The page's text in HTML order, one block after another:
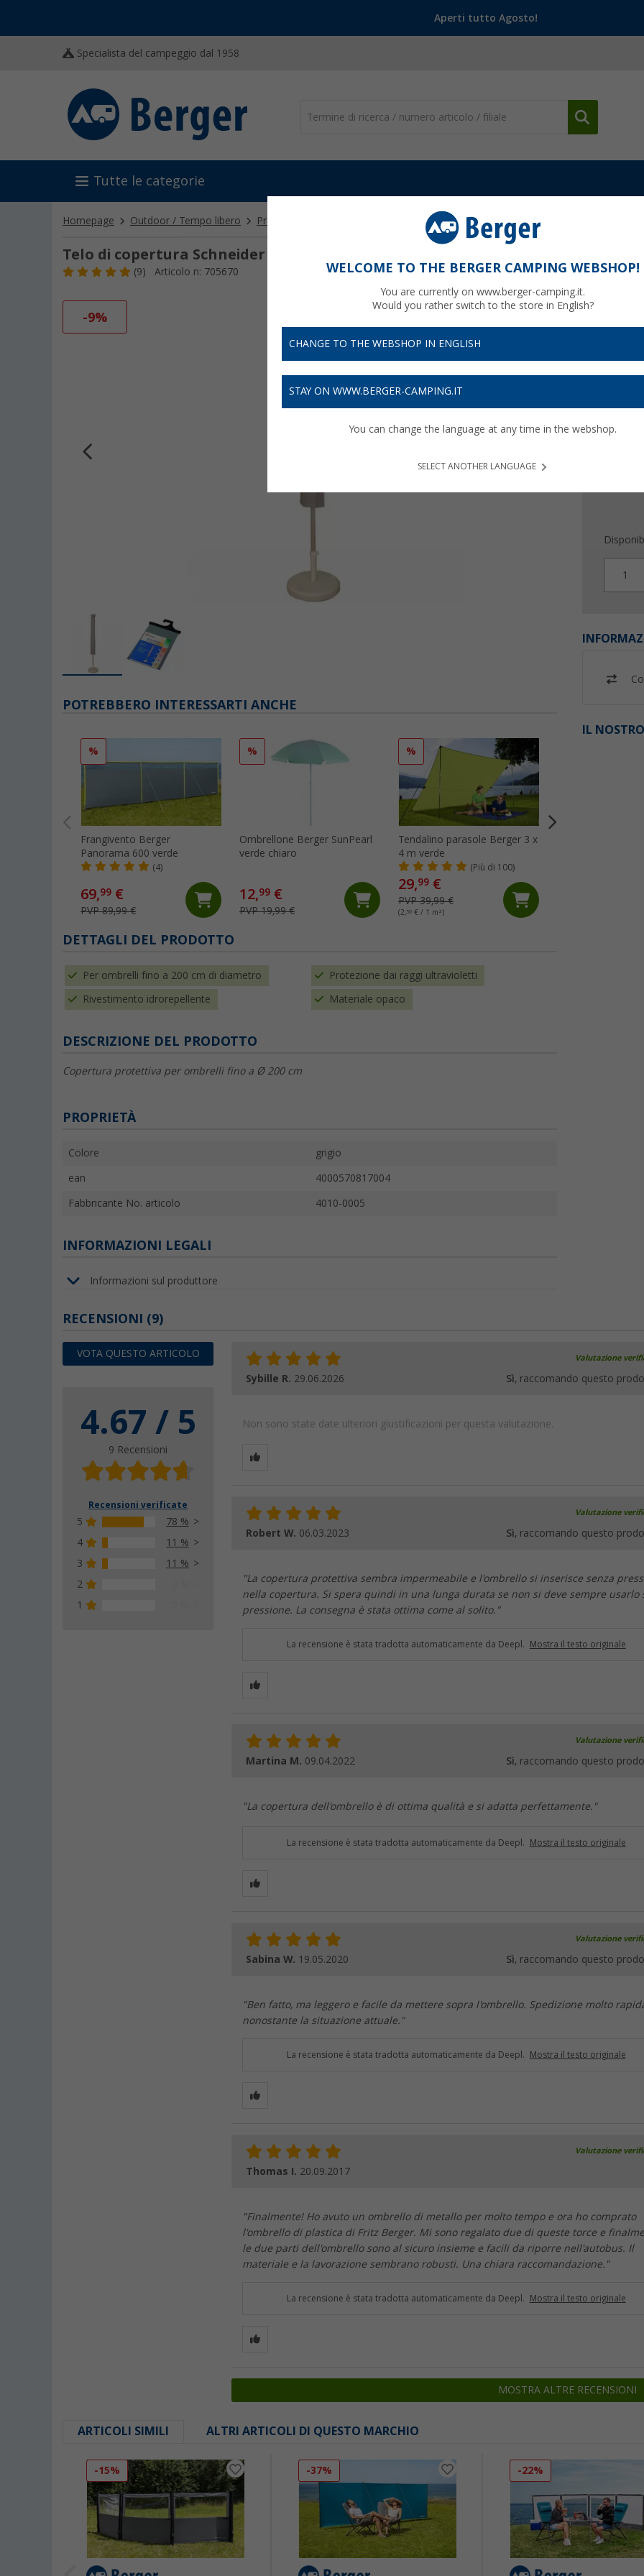
Aperti tutto Agosto!
Specialista del campeggio dal 1958
Tutte le categorie
Homepage Outdoor / Tempo libero Protezione dal vento e dal sole Paravento e parasole Telo di copertura
Telo di copertura Schneider per ombrelloni Schirme fino a Ø 200 cm
(9) Articolo n: 705670
-9%
1
IL
POTREBBERO INTERESSARTI ANCHE
%
Frangivento Berger
Panorama 600 verde
(4)
69,99 €
PVP 89,99 €
%
Ombrellone Berger SunPearl
verde chiaro
12,99 €
PVP 19,99 €
%
Tendalino parasole Berger 3 x
4 m verde
(Più di 100)
29,99 €
PVP 39,99 €
(2,50 € / 1 m²)
DETTAGLI DEL PRODOTTO
Per ombrelli fino a 200 cm di diametro Protezione dai raggi ultravioletti
Rivestimento idrorepellente Materiale opaco
DESCRIZIONE DEL PRODOTTO
Copertura protettiva per ombrelli fino a Ø 200 cm
PROPRIETÀ
Colore grigio
ean 4000570817004
Fabbricante No. articolo 4010-0005
INFORMAZIONI LEGALI
Informazioni sul produttore
RECENSIONI (9)
VOTA QUESTO ARTICOLO
4.67 / 5
9 Recensioni
Recensioni verificate
5
78 %
4
11 %
3
11 %
2
1
Valutazione
Sybille R. 29.06.2026 Sì, raccomando questo
Non sono state date ulteriori giustificazioni per questa valutazione.
Valutazione
Robert W. 06.03.2023 Sì, raccomando questo
"La copertura protettiva sembra impermeabile e l'ombrello si inserisce senza
nella copertura. Si spera quindi in una lunga durata se non si deve sempre usarlo
pressione. La consegna è stata ottima come al solito."
La recensione è stata tradotta automaticamente da Deepl. Mostra il testo originale
Valutazione
Martina M. 09.04.2022 Sì, raccomando questo
"La copertura dell'ombrello è di ottima qualità e si adatta perfettamente."
La recensione è stata tradotta automaticamente da Deepl. Mostra il testo originale
Valutazione
Sabina W. 19.05.2020 Sì, raccomando questo
"Ben fatto, ma leggero e facile da mettere sopra l'ombrello. Spedizione molto
nonostante la situazione attuale."
La recensione è stata tradotta automaticamente da Deepl. Mostra il testo originale
Valutazione
Thomas I. 20.09.2017
"Finalmente! Ho avuto un ombrello di metallo per molto tempo e ora ho comprato
l'ombrello di plastica di Fritz Berger. Mi sono regalato due di queste torce e
le due parti dell'ombrello sono al sicuro insieme e facili da riporre nell'autobus. Il
materiale e la lavorazione sembrano robusti. Una chiara raccomandazione."
La recensione è stata tradotta automaticamente da Deepl. Mostra il testo originale
MOSTRA ALTRE RECENSIONI
ARTICOLI SIMILI ALTRI ARTICOLI DI QUESTO MARCHIO
-15% -37% -22%
WELCOME TO THE BERGER CAMPING WEBSHOP!
You are currently on www.berger-camping.it.
Would you rather switch to the store in English?
CHANGE TO THE WEBSHOP IN ENGLISH
STAY ON WWW.BERGER-CAMPING.IT
You can change the language at any time in the webshop.
SELECT ANOTHER LANGUAGE